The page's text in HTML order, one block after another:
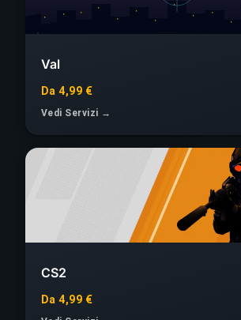
Val
Da 4,99 €
Vedi Servizi →
CS2
Da 4,99 €